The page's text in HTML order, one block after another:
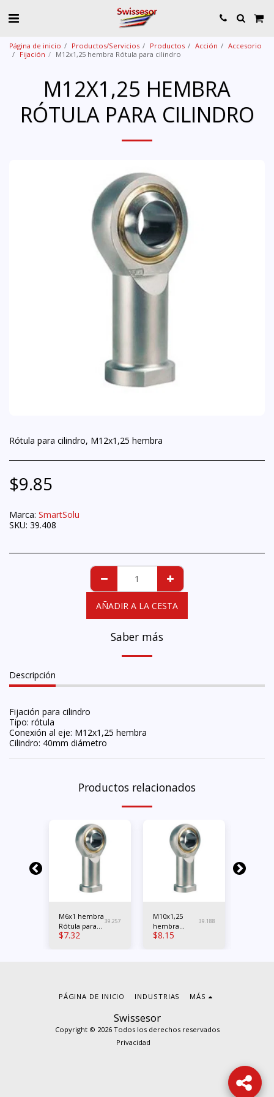
Página de inicio Productos/Servicios Productos Acción
Accesorio
Fijación
M12x1,25 hembra Rótula para cilindro
M12X1,25 HEMBRA
RÓTULA PARA CILINDRO
Rótula para cilindro, M12x1,25 hembra
$9.85
Marca: SmartSolu
SKU: 39.408
AÑADIR A LA CESTA
Saber más
Descripción
Fijación para cilindro
Tipo: rótula
Conexión al eje: M12x1,25 hembra
Cilindro: 40mm diámetro
Productos relacionados
M6x1 hembra
Rótula para
cilindro
39.257
$7.32
M10x1,25
hembra
Rótula para
39.188
$8.15
Swissesor
Copyright © 2026 Todos los derechos reservados
Privacidad
PÁGINA DE INICIO INDUSTRIAS MÁS